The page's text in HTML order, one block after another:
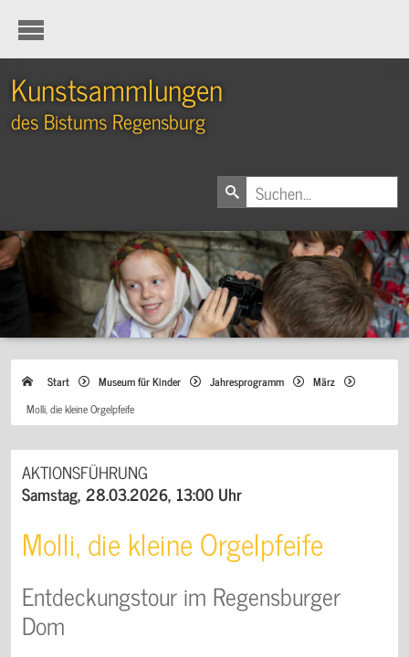
Kunstsammlungen
des Bistums Regensburg
Start Museum für Kinder Jahresprogramm
März
Molli, die kleine Orgelpfeife
AKTIONSFÜHRUNG
Samstag, 28.03.2026, 13:00 Uhr
Molli, die kleine Orgelpfeife
Entdeckungstour im Regensburger
Dom